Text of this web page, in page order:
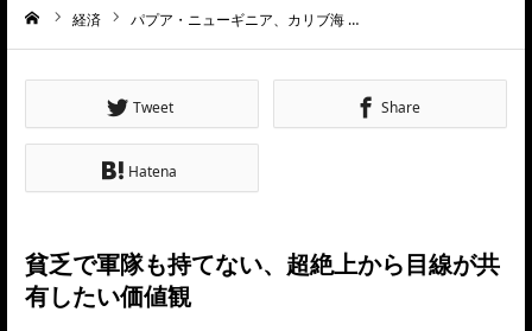
経済 パプア・ニューギニア、カリブ海 …
Tweet Share
Hatena
貧乏で軍隊も持てない、超絶上から目線が共
有したい価値観
お問合せ